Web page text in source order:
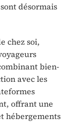
désormais
chez soi,
bien-
avec les
offrant une
hébergements